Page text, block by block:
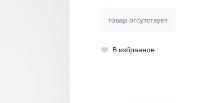
товар отсутствует
В избранное